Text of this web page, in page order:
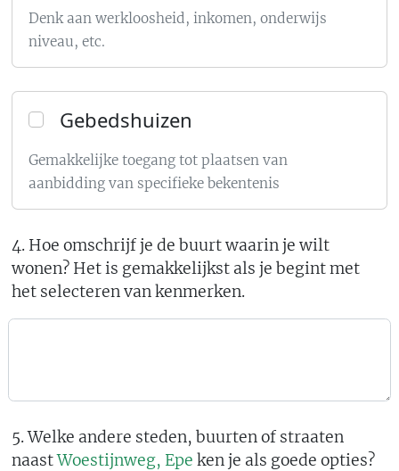
Denk aan werkloosheid, inkomen, onderwijs
niveau, etc.
Gebedshuizen
Gemakkelijke toegang tot plaatsen van
aanbidding van specifieke bekentenis
4. Hoe omschrijf je de buurt waarin je wilt
wonen? Het is gemakkelijkst als je begint met
het selecteren van kenmerken.
5. Welke andere steden, buurten of straaten
naastWoestijnweg, Epe ken je als goede opties?